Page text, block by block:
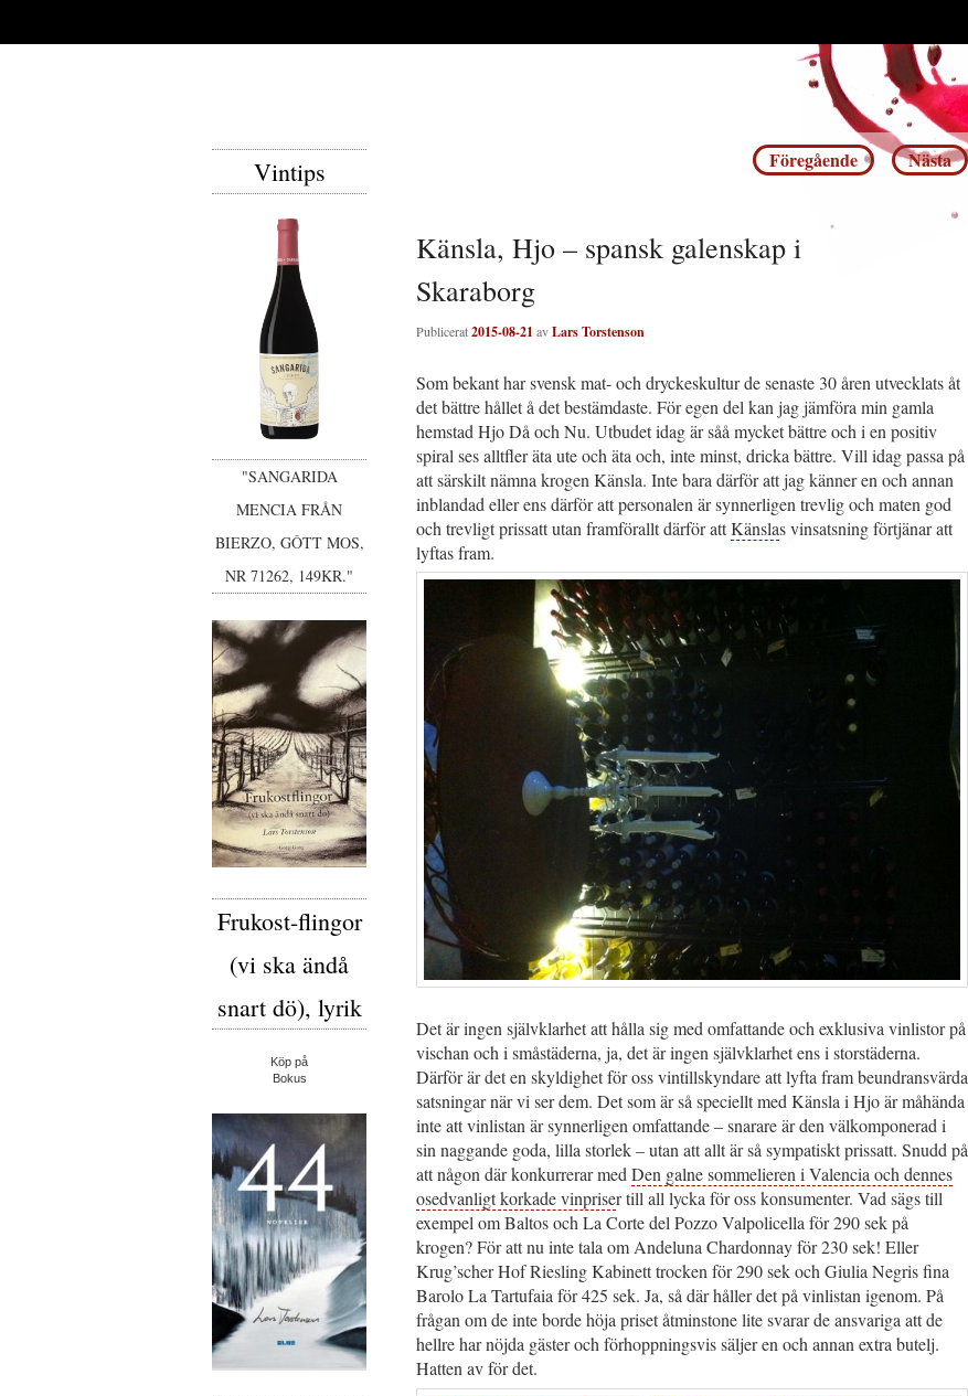
Inläggsnavigering
Föregående Nästa
Känsla, Hjo – spansk galenskap i
Skaraborg
Publicerat2015-08-21 avLars Torstenson
Som bekant har svensk mat- och dryckeskultur de senaste 30 åren utvecklats åt
det bättre hållet å det bestämdaste. För egen del kan jag jämföra min gamla
hemstad Hjo Då och Nu. Utbudet idag är såå mycket bättre och i en positiv
spiral ses alltfler äta ute och äta och, inte minst, dricka bättre. Vill idag passa på
att särskilt nämna krogen Känsla. Inte bara därför att jag känner en och annan
inblandad eller ens därför att personalen är synnerligen trevlig och maten god
och trevligt prissatt utan framförallt därför attKänslas vinsatsning förtjänar att
lyftas fram.
Det är ingen självklarhet att hålla sig med omfattande och exklusiva vinlistor på
vischan och i småstäderna, ja, det är ingen självklarhet ens i storstäderna.
Därför är det en skyldighet för oss vintillskyndare att lyfta fram beundransvärda
satsningar när vi ser dem. Det som är så speciellt med Känsla i Hjo är måhända
inte att vinlistan är synnerligen omfattande – snarare är den välkomponerad i
sin naggande goda, lilla storlek – utan att allt är så sympatiskt prissatt. Snudd på
att någon där konkurrerar med Den galne sommelieren i Valencia och dennes
osedvanligt korkade vinpriser till all lycka för oss konsumenter. Vad sägs till
exempel om Baltos och La Corte del Pozzo Valpolicella för 290 sek på
krogen? För att nu inte tala om Andeluna Chardonnay för 230 sek! Eller
Krug’scher Hof Riesling Kabinett trocken för 290 sek och Giulia Negris fina
Barolo La Tartufaia för 425 sek. Ja, så där håller det på vinlistan igenom. På
frågan om de inte borde höja priset åtminstone lite svarar de ansvariga att de
hellre har nöjda gäster och förhoppningsvis säljer en och annan extra butelj.
Hatten av för det.
Vintips
"SANGARIDA
MENCIA FRÅN
BIERZO, GÔTT MOS,
NR 71262, 149KR."
Frukost-flingor
(vi ska ändå
snart dö), lyrik
Köp på
Bokus